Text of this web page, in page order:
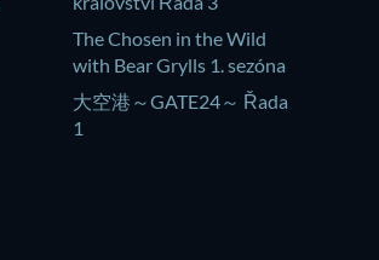
The Chosen in the Wild
with Bear Grylls 1. sezóna
大空港～GATE24～ Řada
1